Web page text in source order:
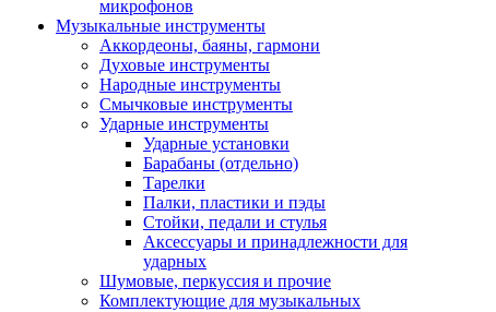
микрофонов
Музыкальные инструменты
Аккордеоны, баяны, гармони
Духовые инструменты
Народные инструменты
Смычковые инструменты
Ударные инструменты
Ударные установки
Барабаны (отдельно)
Тарелки
Палки, пластики и пэды
Стойки, педали и стулья
Аксессуары и принадлежности для
ударных
Шумовые, перкуссия и прочие
Комплектующие для музыкальных